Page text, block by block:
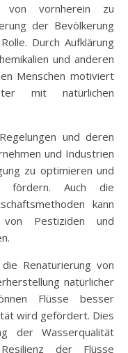
von vornherein zu
der Bevölkerung
Durch Aufklärung
und anderen
Menschen motiviert
mit natürlichen
und deren
und Industrien
zu optimieren und
fördern. Auch die
kann
Pestiziden und
Renaturierung von
natürlicher
Flüsse besser
wird gefördert. Dies
der Wasserqualität
der Flüsse